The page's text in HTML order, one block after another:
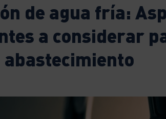
de agua fría:
a considerar
abastecimiento